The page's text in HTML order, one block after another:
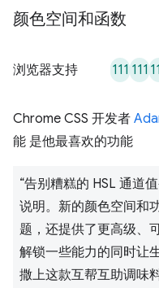
颜色空间和函数
浏览器支持 111 111
Chrome CSS 开发者
能 是他最喜欢的功能
“告别糟糕的 HSL 通道
说明。新的颜色空间和
题，还提供了更高级、
解锁一些能力的同时让
撒上这款互帮互助调味